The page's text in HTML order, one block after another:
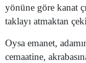
yönüne göre kanat
taklayı atmaktan
Oysa emanet,
cemaatine,